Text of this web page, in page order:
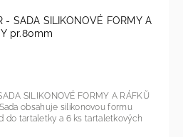
pr.80mm
SILIKONOVÉ FORMY A RÁFKŮ
do tartaletky a 6 ks tartaletkových